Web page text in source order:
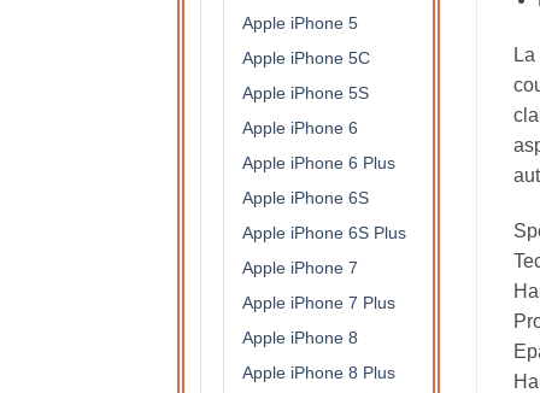
Apple iPhone 5
Apple iPhone 5C
Apple iPhone 5S
Apple iPhone 6
Apple iPhone 6 Plus
Apple iPhone 6S
Apple iPhone 6S Plus
Apple iPhone 7
Apple iPhone 7 Plus
Apple iPhone 8
Apple iPhone 8 Plus